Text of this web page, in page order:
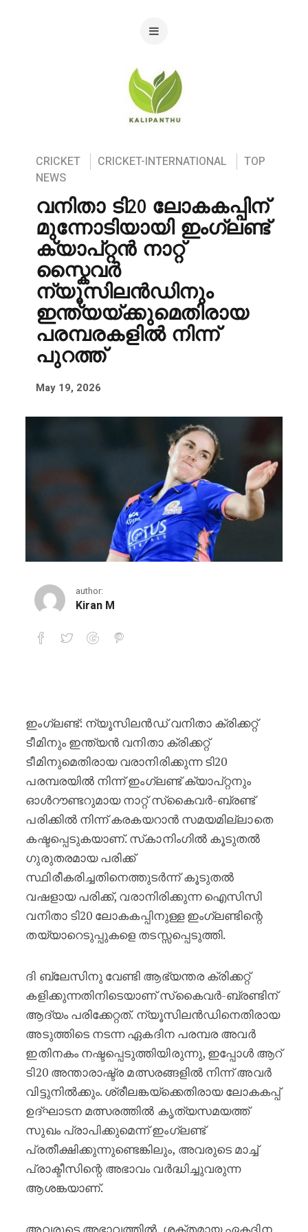
CRICKET CRICKET-INTERNATIONAL
TOP
NEWS
വനിതാ ടി20 ലോകകപ്പിന്
മുന്നോടിയായി ഇംഗ്ലണ്ട്
ക്യാപ്റ്റൻ നാറ്റ്
സ്കൈവർ
ന്യൂസിലൻഡിനും
ഇന്ത്യയ്ക്കുമെതിരായ
പരമ്പരകളിൽ നിന്ന്
പുറത്ത്
May 19, 2026
author:
Kiran M
ഇംഗ്ലണ്ട്: ന്യൂസിലൻഡ് വനിതാ ക്രിക്കറ്റ്
ടീമിനും ഇന്ത്യൻ വനിതാ ക്രിക്കറ്റ്
ടീമിനുമെതിരായ വരാനിരിക്കുന്ന ടി20
പരമ്പരയിൽ നിന്ന് ഇംഗ്ലണ്ട് ക്യാപ്റ്റനും
ഓൾറൗണ്ടറുമായ നാറ്റ് സ്‌കൈവർ-ബ്രണ്ട്
പരിക്കിൽ നിന്ന് കരകയറാൻ സമയമില്ലാതെ
കഷ്ടപ്പെടുകയാണ്. സ്‌കാനിംഗിൽ കൂടുതൽ
ഗുരുതരമായ പരിക്ക്
സ്ഥിരീകരിച്ചതിനെത്തുടർന്ന് കൂടുതൽ
വഷളായ പരിക്ക്, വരാനിരിക്കുന്ന ഐസിസി
വനിതാ ടി20 ലോകകപ്പിനുള്ള ഇംഗ്ലണ്ടിന്റെ
തയ്യാറെടുപ്പുകളെ തടസ്സപ്പെടുത്തി.
ദി ബ്ലേസിനു വേണ്ടി ആഭ്യന്തര ക്രിക്കറ്റ്
കളിക്കുന്നതിനിടെയാണ് സ്‌കൈവർ-ബ്രണ്ടിന്
ആദ്യം പരിക്കേറ്റത്. ന്യൂസിലൻഡിനെതിരായ
അടുത്തിടെ നടന്ന ഏകദിന പരമ്പര അവർ
ഇതിനകം നഷ്ടപ്പെടുത്തിയിരുന്നു, ഇപ്പോൾ ആറ്
ടി20 അന്താരാഷ്ട്ര മത്സരങ്ങളിൽ നിന്ന് അവർ
വിട്ടുനിൽക്കും. ശ്രീലങ്കയ്‌ക്കെതിരായ ലോകകപ്പ്
ഉദ്ഘാടന മത്സരത്തിൽ കൃത്യസമയത്ത്
സുഖം പ്രാപിക്കുമെന്ന് ഇംഗ്ലണ്ട്
പ്രതീക്ഷിക്കുന്നുണ്ടെങ്കിലും, അവരുടെ മാച്ച്
പ്രാക്ടീസിന്റെ അഭാവം വർദ്ധിച്ചുവരുന്ന
ആശങ്കയാണ്.
അവരുടെ അഭാവത്തിൽ, ശക്തമായ ഏകദിന